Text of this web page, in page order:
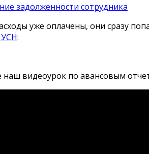
уже оплачены, они сразу
:
видеоурок по авансовым